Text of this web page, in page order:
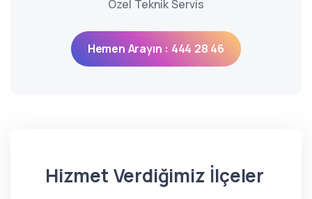
Özel Teknik Servis
Hemen Arayın : 444 28 46
Hizmet Verdiğimiz İlçeler